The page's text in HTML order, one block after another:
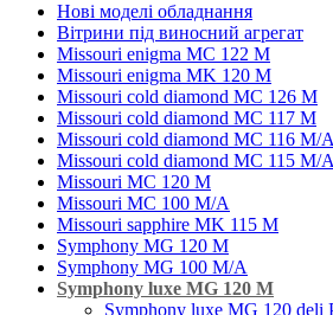
Нові моделі обладнання
Вітрини під виносний агрегат
Missouri enigma MC 122 M
Missouri enigma MK 120 M
Missouri cold diamond MC 126 M
Missouri cold diamond MC 117 M
Missouri cold diamond MC 116 M/A
Missouri cold diamond MC 115 M/A
Missouri MC 120 M
Missouri MC 100 M/A
Missouri sapphire MK 115 M
Symphony MG 120 M
Symphony MG 100 M/А
Symphony luxe MG 120 M
Symphony luxe MG 120 deli